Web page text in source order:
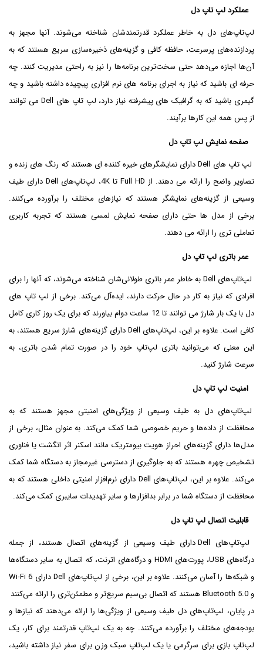
عملکرد لپ تاپ دل
لپ‌تاپ‌های دل به خاطر عملکرد قدرتمندشان شناخته می‌شوند. آنها مجهز به
پردازنده‌های پرسرعت، حافظه کافی و گزینه‌های ذخیره‌سازی سریع هستند که به
آن‌ها اجازه می‌دهد حتی سخت‌ترین برنامه‌ها را نیز به راحتی مدیریت کنند. چه
حرفه ای باشید که نیاز به اجرای برنامه های نرم افزاری پیچیده داشته باشید و چه
گیمری باشید که به گرافیک های پیشرفته نیاز دارد، لپ تاپ های Dell می توانند
از پس همه این کارها برآیند.
صفحه نمایش لپ تاپ دل
لپ تاپ های Dell دارای نمایشگرهای خیره کننده ای هستند که رنگ های زنده و
تصاویر واضح را ارائه می دهند. از Full HD تا 4K، لپ‌تاپ‌های Dell دارای طیف
وسیعی از گزینه‌های نمایشگر هستند که نیازهای مختلف را برآورده می‌کنند.
برخی از مدل ها حتی دارای صفحه نمایش لمسی هستند که تجربه کاربری
تعاملی تری را ارائه می دهند.
عمر باتری لپ تاپ دل
لپ‌تاپ‌های Dell به خاطر عمر باتری طولانی‌شان شناخته می‌شوند، که آنها را برای
افرادی که نیاز به کار در حال حرکت دارند، ایده‌آل می‌کند. برخی از لپ تاپ های
دل با یک بار شارژ می توانند تا 12 ساعت دوام بیاورند که برای یک روز کاری کامل
کافی است. علاوه بر این، لپ‌تاپ‌های Dell دارای گزینه‌های شارژ سریع هستند، به
این معنی که می‌توانید باتری لپ‌تاپ خود را در صورت تمام شدن باتری، به
سرعت شارژ کنید.
امنیت لپ تاپ دل
لپ‌تاپ‌های دل به طیف وسیعی از ویژگی‌های امنیتی مجهز هستند که به
محافظت از داده‌ها و حریم خصوصی شما کمک می‌کند. به عنوان مثال، برخی از
مدل‌ها دارای گزینه‌های احراز هویت بیومتریک مانند اسکنر اثر انگشت یا فناوری
تشخیص چهره هستند که به جلوگیری از دسترسی غیرمجاز به دستگاه شما کمک
می‌کند. علاوه بر این، لپ‌تاپ‌های Dell دارای نرم‌افزار امنیتی داخلی هستند که به
محافظت از دستگاه شما در برابر بدافزارها و سایر تهدیدات سایبری کمک می‌کند.
قابلیت اتصال لپ تاپ دل
لپ‌تاپ‌های Dell دارای طیف وسیعی از گزینه‌های اتصال هستند، از جمله
درگاه‌های USB، پورت‌های HDMI و درگاه‌های اترنت، که اتصال به سایر دستگاه‌ها
و شبکه‌ها را آسان می‌کنند. علاوه بر این، برخی از لپ‌تاپ‌های Dell دارای Wi-Fi 6
و Bluetooth 5.0 هستند که اتصال بی‌سیم سریع‌تر و مطمئن‌تری را ارائه می‌کنند
در پایان، لپ‌تاپ‌های دل طیف وسیعی از ویژگی‌ها را ارائه می‌دهند که نیازها و
بودجه‌های مختلف را برآورده می‌کنند. چه به یک لپ‌تاپ قدرتمند برای کار، یک
لپ‌تاپ بازی برای سرگرمی یا یک لپ‌تاپ سبک وزن برای سفر نیاز داشته باشید،